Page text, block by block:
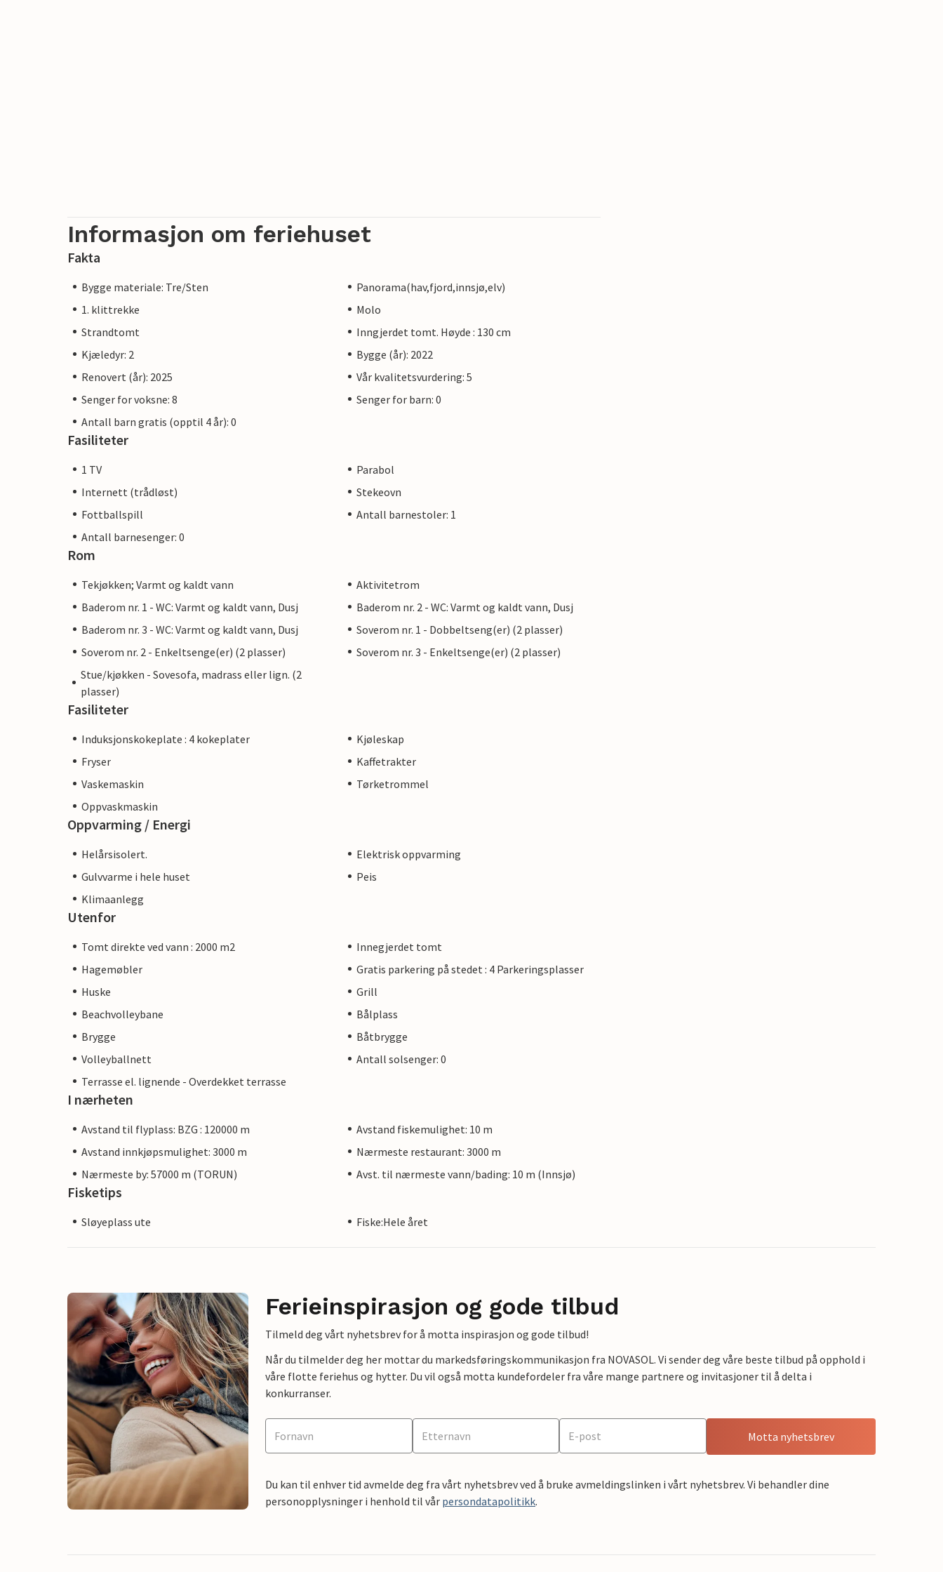
Informasjon om feriehuset
Fakta
Bygge materiale: Tre/Sten
Panorama(hav,fjord,innsjø,elv)
1. klittrekke
Molo
Strandtomt
Inngjerdet tomt. Høyde : 130 cm
Kjæledyr: 2
Bygge (år): 2022
Renovert (år): 2025
Vår kvalitetsvurdering: 5
Senger for voksne: 8
Senger for barn: 0
Antall barn gratis (opptil 4 år): 0
Fasiliteter
1 TV
Parabol
Internett (trådløst)
Stekeovn
Fottballspill
Antall barnestoler: 1
Antall barnesenger: 0
Rom
Tekjøkken; Varmt og kaldt vann
Aktivitetrom
Baderom nr. 1 - WC: Varmt og kaldt vann, Dusj
Baderom nr. 2 - WC: Varmt og kaldt vann, Dusj
Baderom nr. 3 - WC: Varmt og kaldt vann, Dusj
Soverom nr. 1 - Dobbeltseng(er) (2 plasser)
Soverom nr. 2 - Enkeltsenge(er) (2 plasser)
Soverom nr. 3 - Enkeltsenge(er) (2 plasser)
Stue/kjøkken - Sovesofa, madrass eller lign. (2
plasser)
Fasiliteter
Induksjonskokeplate : 4 kokeplater
Kjøleskap
Fryser
Kaffetrakter
Vaskemaskin
Tørketrommel
Oppvaskmaskin
Oppvarming / Energi
Helårsisolert.
Elektrisk oppvarming
Gulvvarme i hele huset
Peis
Klimaanlegg
Utenfor
Tomt direkte ved vann : 2000 m2
Innegjerdet tomt
Hagemøbler
Gratis parkering på stedet : 4 Parkeringsplasser
Huske
Grill
Beachvolleybane
Bålplass
Brygge
Båtbrygge
Volleyballnett
Antall solsenger: 0
Terrasse el. lignende - Overdekket terrasse
I nærheten
Avstand til flyplass: BZG : 120000 m
Avstand fiskemulighet: 10 m
Avstand innkjøpsmulighet: 3000 m
Nærmeste restaurant: 3000 m
Nærmeste by: 57000 m (TORUN)
Avst. til nærmeste vann/bading: 10 m (Innsjø)
Fisketips
Sløyeplass ute Fiske:Hele året
Ferieinspirasjon og gode tilbud
Tilmeld deg vårt nyhetsbrev for å motta inspirasjon og gode tilbud!
Når du tilmelder deg her mottar du markedsføringskommunikasjon fra NOVASOL. Vi sender deg våre beste tilbud på opphold i
våre flotte feriehus og hytter. Du vil også motta kundefordeler fra våre mange partnere og invitasjoner til å delta i
konkurranser.
Motta nyhetsbrev
Du kan til enhver tid avmelde deg fra vårt nyhetsbrev ved å bruke avmeldingslinken i vårt nyhetsbrev. Vi behandler dine
personopplysninger i henhold til vår persondatapolitikk.